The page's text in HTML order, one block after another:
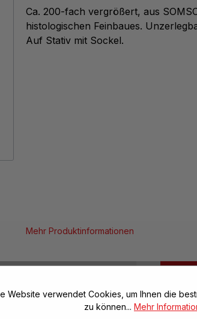
Ca. 200-fach vergrößert, aus
histologischen Feinbaues.
Auf Stativ mit Sockel.
Mehr Produktinformationen
des histologischen
Website verwendet Cookies, um Ihnen die
zu können... Mehr